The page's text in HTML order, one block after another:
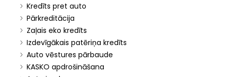
Kredīts pret auto
Pārkreditācija
Zaļais eko kredīts
Izdevīgākais patēriņa kredīts
Auto vēstures pārbaude
KASKO apdrošināšana